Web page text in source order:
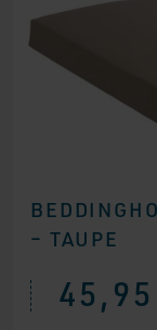
– TAUPE
45,95